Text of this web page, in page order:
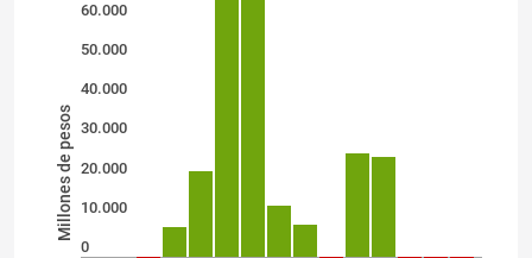
60.000
50.000
40.000
30.000
20.000
10.000
0
Millones de pesos